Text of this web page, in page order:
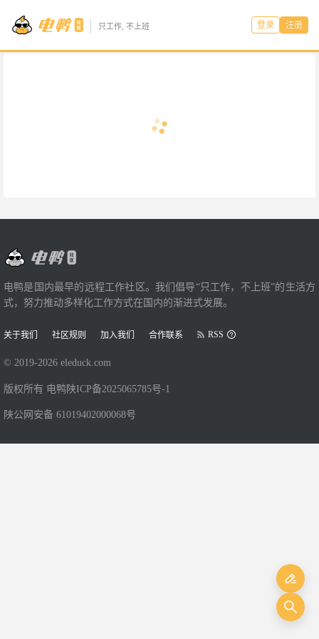
只工作, 不上班 登录 注册
电鸭是国内最早的远程工作社区。我们倡导“只工作，不上班”的生活方
式，努力推动多样化工作方式在国内的渐进式发展。
关于我们 社区规则 加入我们 合作联系 RSS
© 2019-2026 eleduck.com
版权所有 电鸭 陕ICP备2025065785号-1
陕公网安备 61019402000068号